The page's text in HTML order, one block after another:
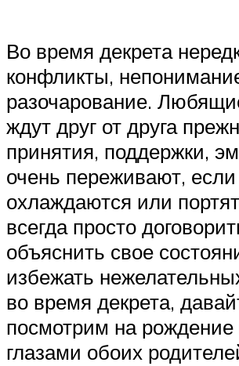
Во время декрета
конфликты,
разочарование.
ждут друг от друга
принятия, поддержки,
очень переживают,
охлаждаются или
всегда просто
объяснить свое
избежать
во время декрета,
посмотрим на
глазами обоих